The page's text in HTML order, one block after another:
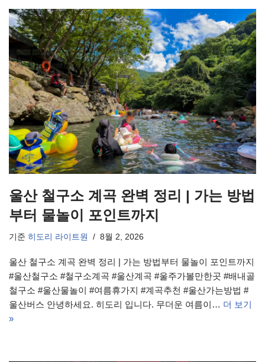
울산 철구소 계곡 완벽 정리 | 가는 방법
부터 물놀이 포인트까지
기준 히도리 라이트원 8월 2, 2026
울산 철구소 계곡 완벽 정리 | 가는 방법부터 물놀이 포인트까지
#울산철구소 #철구소계곡 #울산계곡 #울주가볼만한곳 #배내골
철구소 #울산물놀이 #여름휴가지 #계곡추천 #울산가는방법 #
울산버스 안녕하세요. 히도리 입니다. 무더운 여름이… 더 보기
»